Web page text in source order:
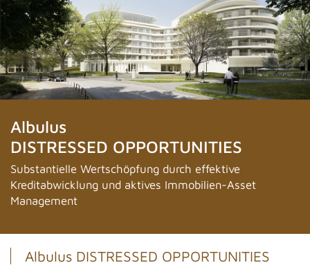
Albulus
DISTRESSED OPPORTUNITIES
Substantielle Wertschöpfung durch effektive
Kreditabwicklung und aktives Immobilien-Asset
Management
Albulus DISTRESSED OPPORTUNITIES